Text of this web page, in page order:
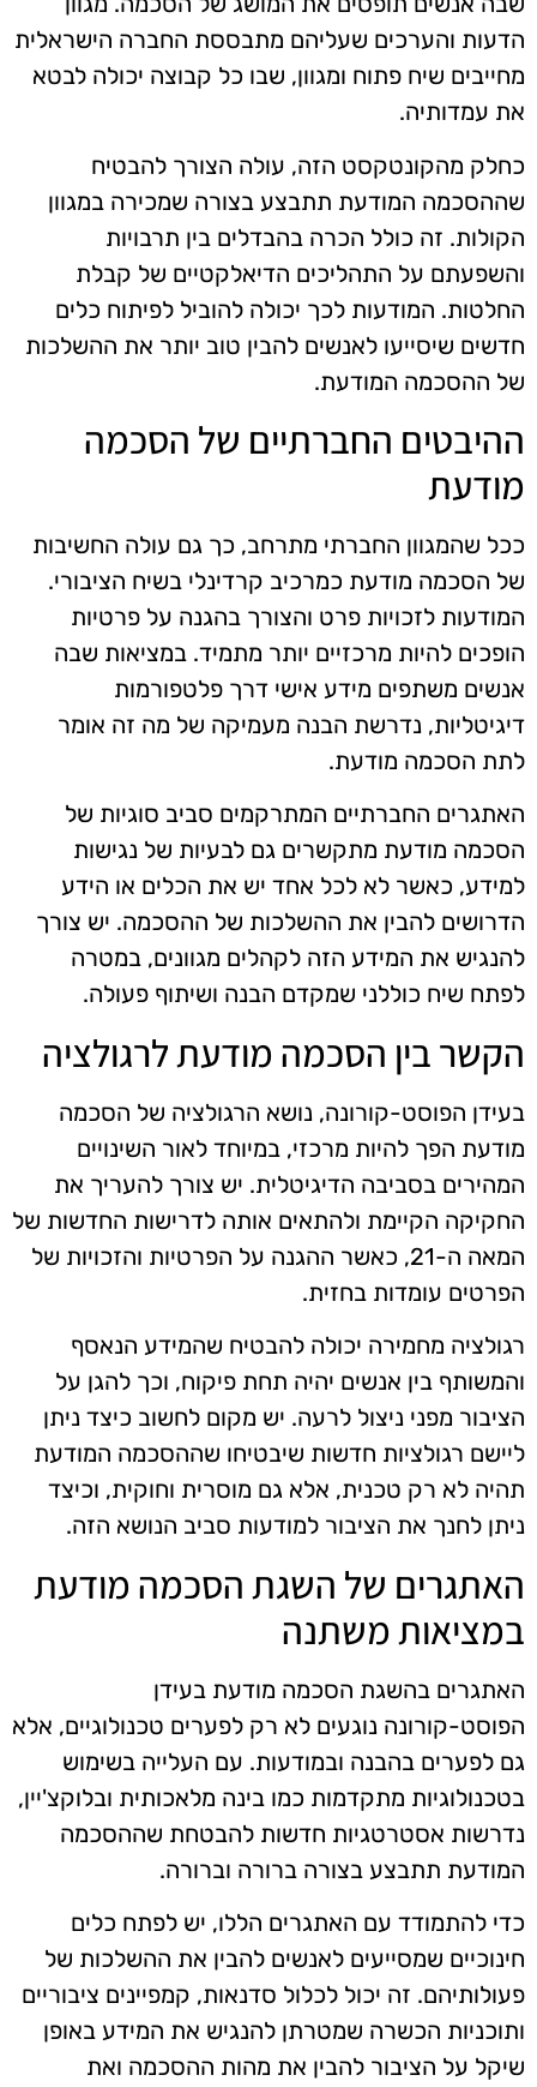
הדעות והערכים שעליהם מתבססת החברה הישראלית
מחייבים שיח פתוח ומגוון, שבו כל קבוצה יכולה לבטא
את עמדותיה.
כחלק מהקונטקסט הזה, עולה הצורך להבטיח
שההסכמה המודעת תתבצע בצורה שמכירה במגוון
הקולות. זה כולל הכרה בהבדלים בין תרבויות
והשפעתם על התהליכים הדיאלקטיים של קבלת
החלטות. המודעות לכך יכולה להוביל לפיתוח כלים
חדשים שיסייעו לאנשים להבין טוב יותר את ההשלכות
של ההסכמה המודעת.
ההיבטים החברתיים של הסכמה
מודעת
ככל שהמגוון החברתי מתרחב, כך גם עולה החשיבות
של הסכמה מודעת כמרכיב קרדינלי בשיח הציבורי.
המודעות לזכויות פרט והצורך בהגנה על פרטיות
הופכים להיות מרכזיים יותר מתמיד. במציאות שבה
אנשים משתפים מידע אישי דרך פלטפורמות
דיגיטליות, נדרשת הבנה מעמיקה של מה זה אומר
לתת הסכמה מודעת.
האתגרים החברתיים המתרקמים סביב סוגיות של
הסכמה מודעת מתקשרים גם לבעיות של נגישות
למידע, כאשר לא לכל אחד יש את הכלים או הידע
הדרושים להבין את ההשלכות של ההסכמה. יש צורך
להנגיש את המידע הזה לקהלים מגוונים, במטרה
לפתח שיח כוללני שמקדם הבנה ושיתוף פעולה.
הקשר בין הסכמה מודעת לרגולציה
בעידן הפוסט-קורונה, נושא הרגולציה של הסכמה
מודעת הפך להיות מרכזי, במיוחד לאור השינויים
המהירים בסביבה הדיגיטלית. יש צורך להעריך את
החקיקה הקיימת ולהתאים אותה לדרישות החדשות של
המאה ה-21, כאשר ההגנה על הפרטיות והזכויות של
הפרטים עומדות בחזית.
רגולציה מחמירה יכולה להבטיח שהמידע הנאסף
והמשותף בין אנשים יהיה תחת פיקוח, וכך להגן על
הציבור מפני ניצול לרעה. יש מקום לחשוב כיצד ניתן
ליישם רגולציות חדשות שיבטיחו שההסכמה המודעת
תהיה לא רק טכנית, אלא גם מוסרית וחוקית, וכיצד
ניתן לחנך את הציבור למודעות סביב הנושא הזה.
האתגרים של השגת הסכמה מודעת
במציאות משתנה
האתגרים בהשגת הסכמה מודעת בעידן
הפוסט-קורונה נוגעים לא רק לפערים טכנולוגיים, אלא
גם לפערים בהבנה ובמודעות. עם העלייה בשימוש
בטכנולוגיות מתקדמות כמו בינה מלאכותית ובלוקצ'יין,
נדרשות אסטרטגיות חדשות להבטחת שההסכמה
המודעת תתבצע בצורה ברורה וברורה.
כדי להתמודד עם האתגרים הללו, יש לפתח כלים
חינוכיים שמסייעים לאנשים להבין את ההשלכות של
פעולותיהם. זה יכול לכלול סדנאות, קמפיינים ציבוריים
ותוכניות הכשרה שמטרתן להנגיש את המידע באופן
שיקל על הציבור להבין את מהות ההסכמה ואת